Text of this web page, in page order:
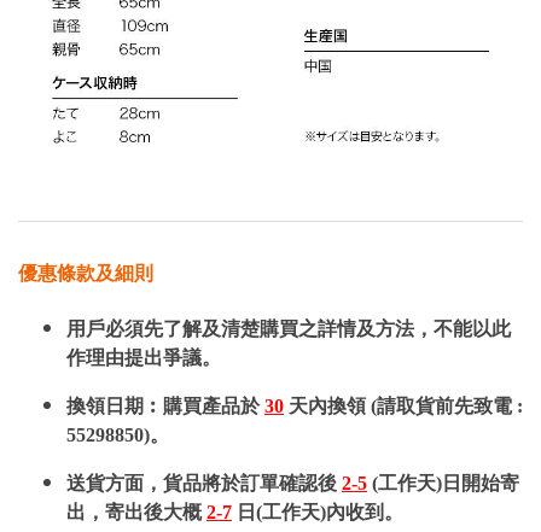
優惠條款及細則
用戶必須先了解及清楚購買之詳情及方法，不能以此
作理由提出爭議。
換領日期︰購買產品於30 天內換領 (請取貨前先致電 :
55298850)。
送貨方面，貨品將於訂單確認後 2-5 (工作天)日開始寄
出，寄出後大概2-7 日(工作天)內收到。